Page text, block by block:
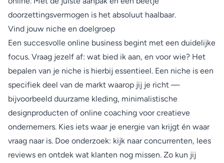
doorzettingsvermogen is het absoluut haalbaar.
Vind jouw niche en doelgroep
Een succesvolle online business begint met een duidelijke
focus. Vraag jezelf af: wat bied ik aan, en voor wie? Het
bepalen van je niche is hierbij essentieel. Een niche is een
specifiek deel van de markt waarop jij je richt —
bijvoorbeeld duurzame kleding, minimalistische
designproducten of online coaching voor creatieve
ondernemers. Kies iets waar je energie van krijgt én waar
vraag naar is. Doe onderzoek: kijk naar concurrenten, lees
reviews en ontdek wat klanten nog missen. Zo kun jij